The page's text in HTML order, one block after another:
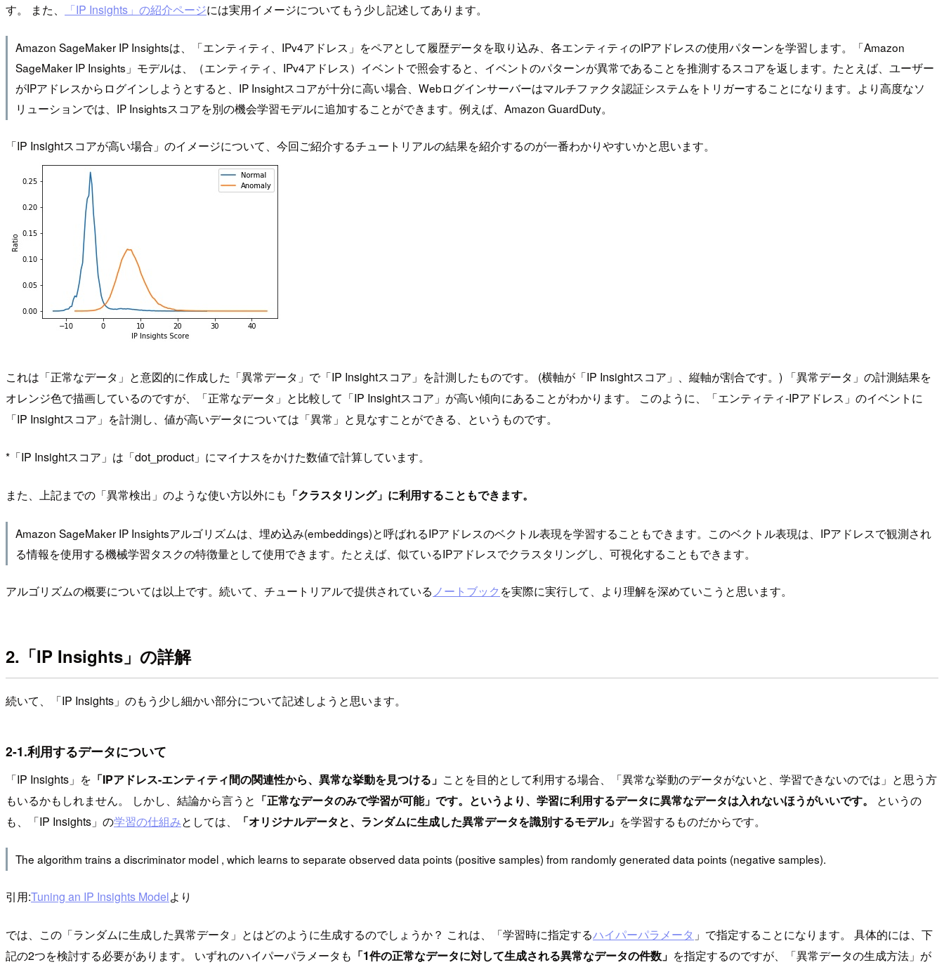
す。 また、
「IP Insights」の紹介ページには実用イメージについてもう少し記述してあります。
Amazon SageMaker IP Insightsは、「エンティティ、IPv4アドレス」をペアとして履歴データを取り込み、各エンティティのIPアドレスの使用パターンを学習します。「Amazon
SageMaker IP Insights」モデルは、（エンティティ、IPv4アドレス）イベントで照会すると、イベントのパターンが異常であることを推測するスコアを返します。たとえば、ユーザー
がIPアドレスからログインしようとすると、IP Insightスコアが十分に高い場合、Webログインサーバーはマルチファクタ認証システムをトリガーすることになります。より高度なソ
リューションでは、IP Insightsスコアを別の機会学習モデルに追加することができます。例えば、Amazon GuardDuty。
「IP Insightスコアが高い場合」のイメージについて、今回ご紹介するチュートリアルの結果を紹介するのが一番わかりやすいかと思います。
これは「正常なデータ」と意図的に作成した「異常データ」で「IP Insightスコア」を計測したものです。 (横軸が「IP Insightスコア」、縦軸が割合です。) 「異常データ」の計測結果を
オレンジ色で描画しているのですが、「正常なデータ」と比較して「IP Insightスコア」が高い傾向にあることがわかります。 このように、「エンティティ-IPアドレス」のイベントに
「IP Insightスコア」を計測し、値が高いデータについては「異常」と見なすことができる、というものです。
*「IP Insightスコア」は「dot_product」にマイナスをかけた数値で計算しています。
また、上記までの「異常検出」のような使い方以外にも 「クラスタリング」に利用することもできます。
Amazon SageMaker IP Insightsアルゴリズムは、埋め込み(embeddings)と呼ばれるIPアドレスのベクトル表現を学習することもできます。このベクトル表現は、IPアドレスで観測され
る情報を使用する機械学習タスクの特徴量として使用できます。たとえば、似ているIPアドレスでクラスタリングし、可視化することもできます。
アルゴリズムの概要については以上です。続いて、チュートリアルで提供されている ノートブック を実際に実行して、より理解を深めていこうと思います。
2.「IP Insights」の詳解
続いて、「IP Insights」のもう少し細かい部分について記述しようと思います。
2-1.利用するデータについて
「IP Insights」を 「IPアドレス-エンティティ間の関連性から、異常な挙動を見つける」 ことを目的として利用する場合、「異常な挙動のデータがないと、学習できないのでは」と思う方
もいるかもしれません。 しかし、結論から言うと 「正常なデータのみで学習が可能」です。というより、学習に利用するデータに異常なデータは入れないほうがいいです。
というの
も、「IP Insights」の学習の仕組みとしては、 「オリジナルデータと、ランダムに生成した異常データを識別するモデル」 を学習するものだからです。
The algorithm trains a discriminator model , which learns to separate observed data points (positive samples) from randomly generated data points (negative samples).
引用:Tuning an IP Insights Modelより
では、この「ランダムに生成した異常データ」とはどのように生成するのでしょうか？ これは、「学習時に指定するハイパーパラメータ 」で指定することになります。 具体的には、下
記の2つを検討する必要があります。 いずれのハイパーパラメータも 「1件の正常なデータに対して生成される異常なデータの件数」 を指定するのですが、「異常データの生成方法」が